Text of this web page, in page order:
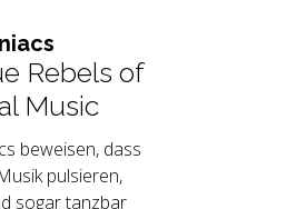
Rebels of
Music
beweisen, dass
pulsieren,
sogar tanzbar